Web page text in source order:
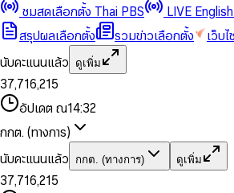
ชมสดเลือกตั้ง Thai PBS LIVE
สรุปผลเลือกตั้ง
รวมข่าวเลือกตั้ง
เว็บ
นับคะแนนแล้ว
ดูเพิ่ม
0
1
2
3
4
5
6
8
9
2
3
4
5
6
7
8
9
,
2
4
6
7
8
9
0
1
2
3
4
5
6
7
8
1
3
5
6
7
8
9
,
1
2
4
5
7
8
9
0
1
3
4
6
7
8
0
2
3
4
5
7
8
อัปเดต ณ14:32
กกต. (ทางการ)
นับคะแนนแล้ว
กกต. (ทางการ) ดูเพิ่ม
0
1
2
3
0
1
2
4
5
6
7,
0
1
2
4
6
7
0
1
0
1
3
5
6,
1
2
0
1
0
2
3
4
5